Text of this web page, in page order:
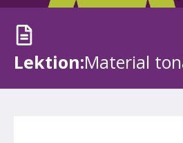
Lektion:Material